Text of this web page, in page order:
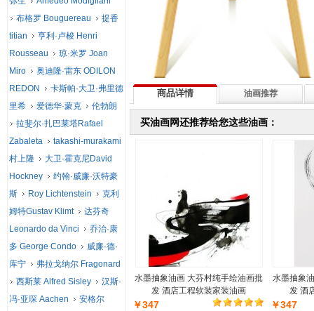
商品详情 油画推荐
买油画网还推荐给您这些油画：
水墨抽象油画 大芬村纯手绘油画批
发 酒店工程软装家装油画
￥347
水墨抽象
发 酒
￥347
布格罗 Bouguereau
提香
titian
亨利·卢梭 Henri
Rousseau
琼·米罗 Joan
Miro
奥迪隆·雷东 ODILON
REDON
卡斯帕·大卫·弗里德
里希
爱德华·蒙克
伦勃朗
拉斐尔·扎巴莱塔Rafael
Zabaleta
takashi-murakami
村上隆
大卫·霍克尼David
Hockney
约翰·威廉·沃特豪
斯
Roy Lichtenstein
克利
姆特Gustav Klimt
达芬奇
Leonardo da Vinci
乔治·康
多 George Condo
威廉·德·
库宁
弗拉戈纳尔 Fragonard
西斯莱 Alfred Sisley
汉斯·
冯·亚琛 Aachen
安格尔